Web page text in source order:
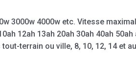
3000w 4000w etc. Vitesse
12ah 13ah 20ah 30ah 40ah
terrain ou ville, 8, 10, 12, 14 et